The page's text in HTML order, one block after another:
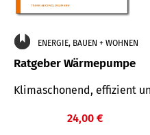
ENERGIE, BAUEN + WOHNEN
Ratgeber Wärmepumpe
Klimaschonend, effizient
24,00 €